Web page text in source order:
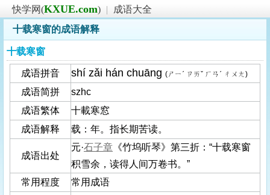
快学网(KXUE.com) |
成语大全
十载寒窗的成语解释
十载寒窗
成语拼音 shí zǎi hán chuāng (ㄕㄧˊ ㄗㄞˇ ㄏㄢˊ ㄔㄨㄤ)
成语简拼
szhc
成语繁体
十載寒窓
成语解释
载：年。指长期苦读。
成语出处
元·石子章 《竹坞听琴》第三折：“十载寒窗
积雪余，读得人间万卷书。”
常用程度
常用成语